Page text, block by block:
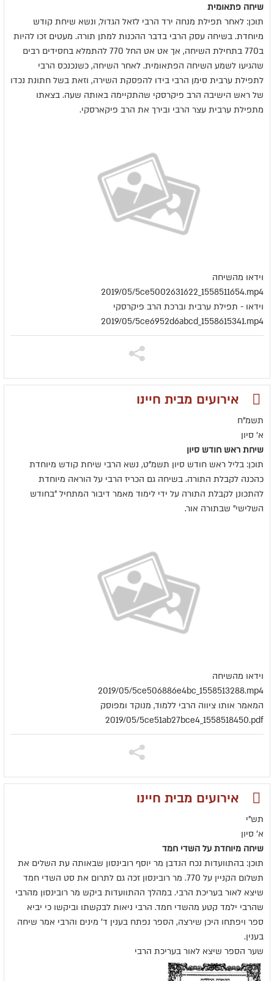
שיחה פתאומית
תוכן: לאחר תפילת מנחה ירד הרבי לזאל הגדול, ונשא שיחת קודש
מיוחדת. בשיחה עסק הרבי בדבר ההכנות למתן תורה. מעטים זכו להיות
ב770 בתחילת השיחה, אך אט אט החל 770 להתמלא בחסידים רבים
שהגיעו לשמע השיחה הפתאומית. לאחר השיחה, כשנכנכס הרבי
לתפילת ערבית סימן הרבי בידו להפסקת השירה, וזאת בשל חתונת נכדו
של ראש הישיבה הרב פיקרסקי שהתקיימה באותה שעה. בצאתו
מתפילת ערבית עצר הרבי ובירך את הרב פיקארסקי.
וידאו מהשיחה
2019/05/5ce5002631622_1558511654.mp4
וידאו - תפילת ערבית וברכת הרב פיקרסקי
2019/05/5ce6952d6abcd_1558615341.mp4
אירועים מבית חיינו
תשמ"ח
א' סיון
שיחת ראש חודש סיון
תוכן: בליל ראש חודש סיון תשמ"ט, נשא הרבי שיחת קודש מיוחדת
כהכנה לקבלת התורה. בשיחה גם הכריז הרבי על הוראה מיוחדת
להתכונן לקבלת התורה על ידי לימוד מאמר דיבור המתחיל "בחודש
השלישי" שבתורה אור.
וידאו מהשיחה
2019/05/5ce506886e4bc_1558513288.mp4
המאמר אותו ציווה הרבי ללמוד, מנוקד ומפוסק
2019/05/5ce51ab27bce4_1558518450.pdf
אירועים מבית חיינו
תש"י
א' סיון
שיחה מיוחדת על השדי חמד
תוכן: בהתוועדות נכח הנדבן מר יוסף רובינסון שבאותה עת השלים את
תשלום הקניין על 770. מר רובינסון זכה גם לתרום את סט השדי חמד
שיצא לאור בעריכת הרבי. במהלך ההתוועדות ביקש מר רובינסון מהרבי
שהרבי ילמד קטע מהשדי חמד. הרבי ניאות לבקשתו וביקשו כי יביא
ספר ויפתחו היכן שירצה, הספר נפתח בענין ד' מינים והרבי אמר שיחה
בענין.
שער הספר שיצא לאור בעריכת הרבי